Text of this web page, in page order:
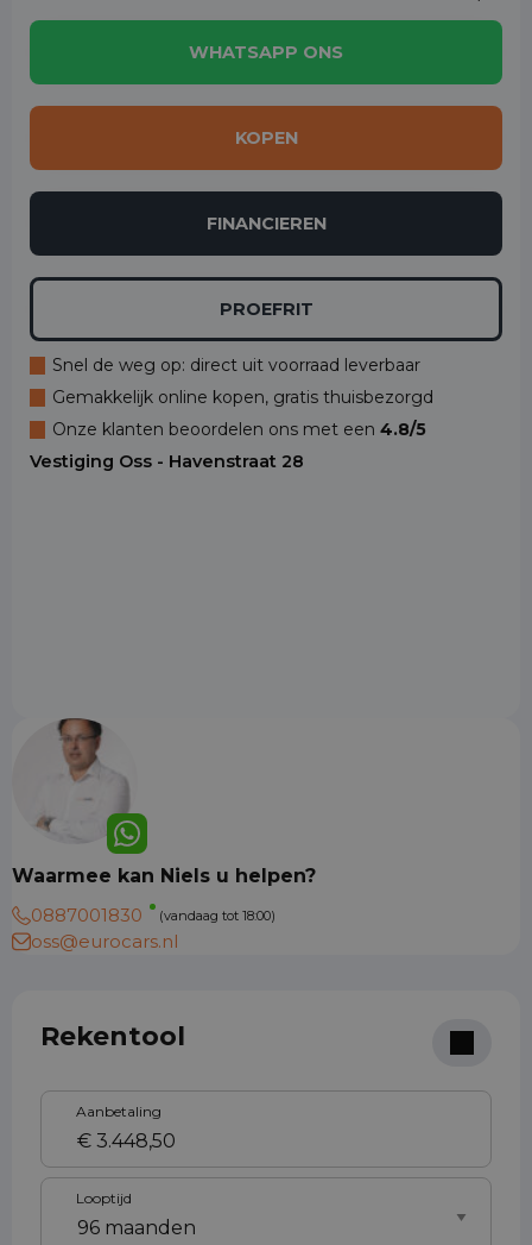
WHATSAPP ONS
KOPEN
FINANCIEREN
PROEFRIT
Snel de weg op: direct uit voorraad leverbaar
Gemakkelijk online kopen, gratis thuisbezorgd
Onze klanten beoordelen ons met een 4.8/5
Vestiging Oss - Havenstraat 28
Waarmee kan Niels u helpen?
0887001830
(vandaag tot 18:00)
oss@eurocars.nl
Rekentool
Aanbetaling
Looptijd